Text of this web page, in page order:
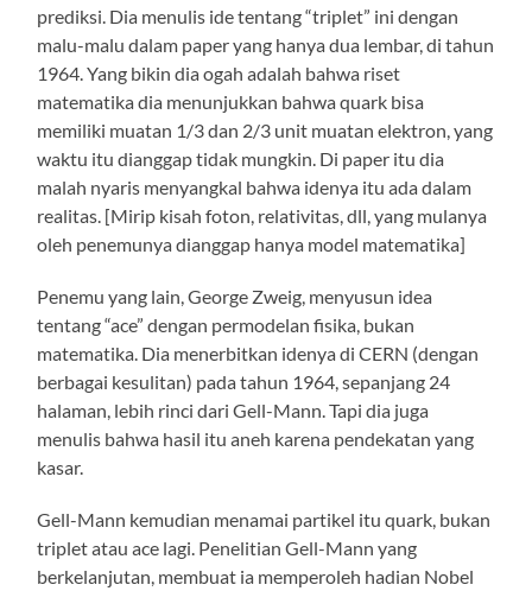
prediksi. Dia menulis ide tentang “triplet” ini dengan
malu-malu dalam paper yang hanya dua lembar, di tahun
1964. Yang bikin dia ogah adalah bahwa riset
matematika dia menunjukkan bahwa quark bisa
memiliki muatan 1/3 dan 2/3 unit muatan elektron, yang
waktu itu dianggap tidak mungkin. Di paper itu dia
malah nyaris menyangkal bahwa idenya itu ada dalam
realitas. [Mirip kisah foton, relativitas, dll, yang mulanya
oleh penemunya dianggap hanya model matematika]
Penemu yang lain, George Zweig, menyusun idea
tentang “ace” dengan permodelan fisika, bukan
matematika. Dia menerbitkan idenya di CERN (dengan
berbagai kesulitan) pada tahun 1964, sepanjang 24
halaman, lebih rinci dari Gell-Mann. Tapi dia juga
menulis bahwa hasil itu aneh karena pendekatan yang
kasar.
Gell-Mann kemudian menamai partikel itu quark, bukan
triplet atau ace lagi. Penelitian Gell-Mann yang
berkelanjutan, membuat ia memperoleh hadian Nobel